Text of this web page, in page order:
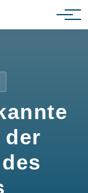
der